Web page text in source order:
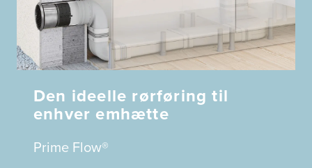
Den ideelle rørføring til
enhver emhætte
Prime Flow®